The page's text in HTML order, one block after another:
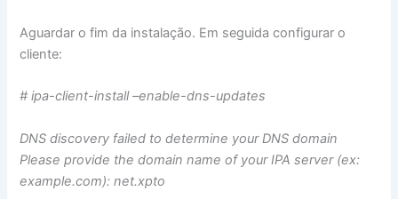
Aguardar o fim da instalação. Em seguida configurar o
cliente:
# ipa-client-install –enable-dns-updates
DNS discovery failed to determine your DNS domain
​Please provide the domain name of your IPA server (ex:
example.com): net.xpto